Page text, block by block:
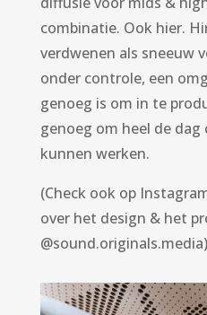
combinatie. Ook hier.
verdwenen als sneeuw
onder controle, een
genoeg is om in te
genoeg om heel de
kunnen werken.
(Check ook op
over het design & het
@sound.originals.media)